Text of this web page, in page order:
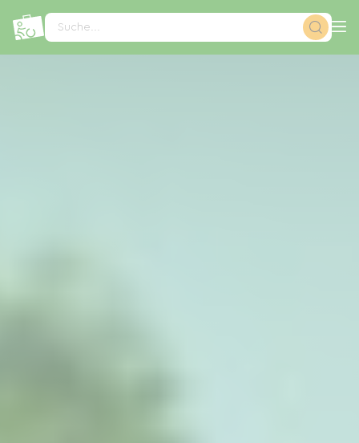
Suche...
Cookie-Einstellungen